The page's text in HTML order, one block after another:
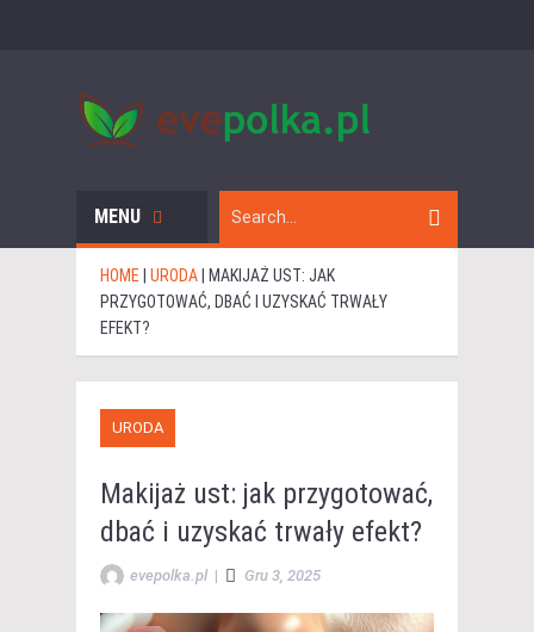
MENU
HOME | URODA| MAKIJAŻ UST: JAK
PRZYGOTOWAĆ, DBAĆ I UZYSKAĆ TRWAŁY
EFEKT?
URODA
Makijaż ust: jak przygotować,
dbać i uzyskać trwały efekt?
evepolka.pl | Gru 3, 2025